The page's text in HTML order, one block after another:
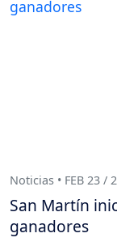
Noticias • FEB 23 /
San Martín
ganadores